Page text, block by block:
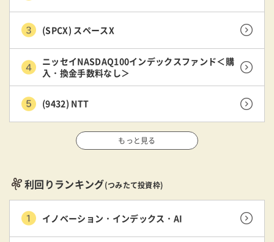
(SPCX) スペースX
ニッセイNASDAQ100インデックスファンド＜購
入・換金手数料なし＞
(9432) NTT
もっと見る
利回りランキング(つみたて投資枠)
イノベーション・インデックス・AI